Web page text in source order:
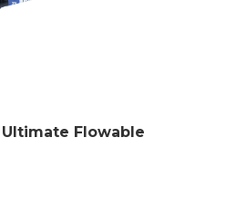
Flowable